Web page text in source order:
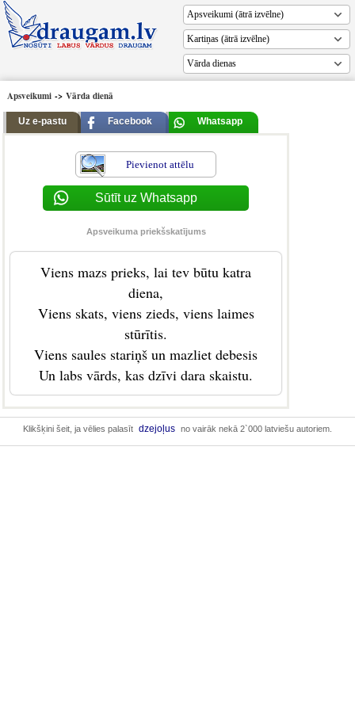
Vārda dienas
Apsveikumi -> Vārda dienā
Uz e-pastu Facebook Whatsapp
Pievienot attēlu
Sūtīt uz Whatsapp
Apsveikuma priekšskatījums
Viens mazs prieks, lai tev būtu katra
diena,
Viens skats, viens zieds, viens laimes
stūrītis.
Viens saules stariņš un mazliet debesis
Un labs vārds, kas dzīvi dara skaistu.
Klikšķini šeit, ja vēlies palasīt dzejoļus no vairāk nekā 2`000 latviešu autoriem.